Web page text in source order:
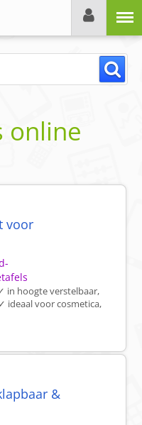
online
voor
in hoogte verstelbaar,
ideaal voor cosmetica,
&